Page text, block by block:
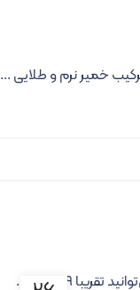
خمیر نرم و طلایی ...
9 نوع غذ...